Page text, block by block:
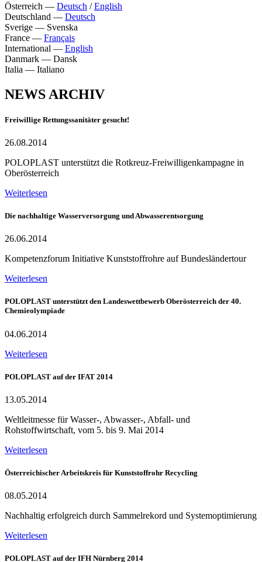
Österreich — Deutsch /English
Deutschland — Deutsch
Sverige — Svenska
France — Français
International — English
Danmark — Dansk
Italia — Italiano
NEWS ARCHIV
Freiwillige Rettungssanitäter gesucht!
26.08.2014
POLOPLAST unterstützt die Rotkreuz-Freiwilligenkampagne in
Oberösterreich
Weiterlesen
Die nachhaltige Wasserversorgung und Abwasserentsorgung
26.06.2014
Kompetenzforum Initiative Kunststoffrohre auf Bundesländertour
Weiterlesen
POLOPLAST unterstützt den Landeswettbewerb Oberösterreich der 40.
Chemieolympiade
04.06.2014
Weiterlesen
POLOPLAST auf der IFAT 2014
13.05.2014
Weltleitmesse für Wasser-, Abwasser-, Abfall- und
Rohstoffwirtschaft, vom 5. bis 9. Mai 2014
Weiterlesen
Österreichischer Arbeitskreis für Kunststoffrohr Recycling
08.05.2014
Nachhaltig erfolgreich durch Sammelrekord und Systemoptimierung
Weiterlesen
POLOPLAST auf der IFH Nürnberg 2014